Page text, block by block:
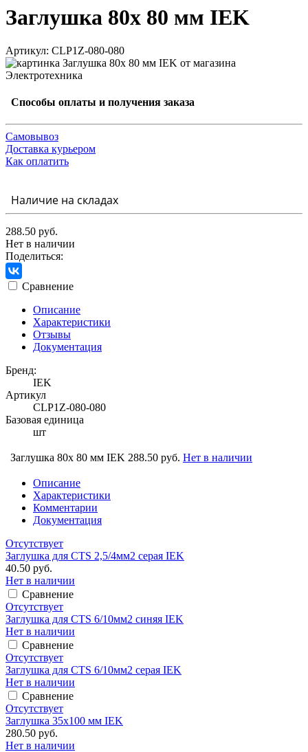
Заглушка 80х 80 мм IEK
Артикул: CLP1Z-080-080
Способы оплаты и получения заказа
Самовывоз
Доставка курьером
Как оплатить
Наличие на складах
288.50 руб.
Нет в наличии
Поделиться:
Сравнение
Описание
Характеристики
Отзывы
Документация
Бренд:
IEK
Артикул
CLP1Z-080-080
Базовая единица
шт
Заглушка 80х 80 мм IEK 288.50 руб. Нет в наличии
Описание
Характеристики
Комментарии
Документация
Отсутствует
Заглушка для CTS 2,5/4мм2 серая IEK
40.50 руб.
Нет в наличии
Сравнение
Отсутствует
Заглушка для CTS 6/10мм2 синяя IEK
Нет в наличии
Сравнение
Отсутствует
Заглушка для CTS 6/10мм2 серая IEK
Нет в наличии
Сравнение
Отсутствует
Заглушка 35х100 мм IEK
280.50 руб.
Нет в наличии